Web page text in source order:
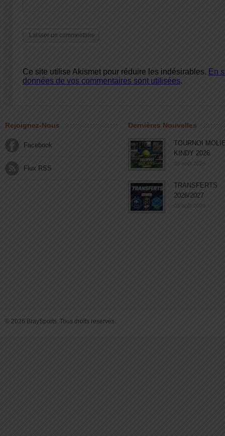
Ce site utilise Akismet pour réduire les indésirables. En
données de vos commentaires sont utilisées.
Rejoignez-Nous
Facebook
Flux RSS
Dernières Nouvelles
TOURNOI
KINDY 2026
03 août 2026
TRANSFERTS
2026/2027
03 août 2026
© 2026 BraySports. Tous droits reservés.